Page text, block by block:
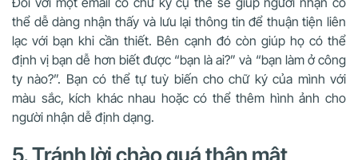
thể dễ dàng nhận thấy và lưu lại thông tin để thuận tiện liên
lạc với bạn khi cần thiết. Bên cạnh đó còn giúp họ có thể
định vị bạn dễ hơn biết được “bạn là ai?” và “bạn làm ở công
ty nào?”. Bạn có thể tự tuỳ biến cho chữ ký của mình với
màu sắc, kích khác nhau hoặc có thể thêm hình ảnh cho
người nhận dễ định dạng.
5. Tránh lời chào quá thân mật